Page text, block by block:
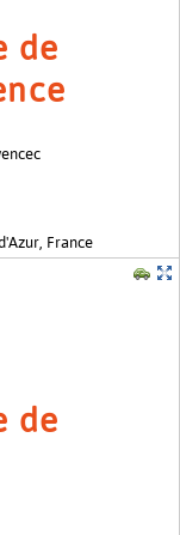
de
France
de